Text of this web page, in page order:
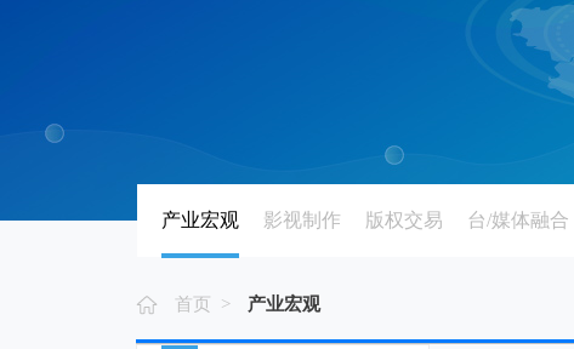
产业宏观 影视制作 版权交易 台/媒体融合
首页 > 产业宏观